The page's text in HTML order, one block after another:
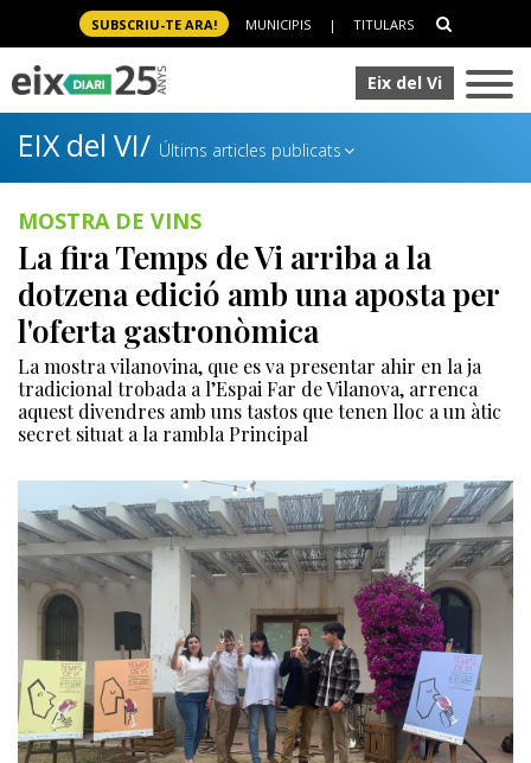
SUBSCRIU-TE ARA! MUNICIPIS | TITULARS
Eix del Vi
EIX del VI/ Últims articles publicats
MOSTRA DE VINS
La fira Temps de Vi arriba a la
dotzena edició amb una aposta per
l'oferta gastronòmica
La mostra vilanovina, que es va presentar ahir en la ja
tradicional trobada a l’Espai Far de Vilanova, arrenca
aquest divendres amb uns tastos que tenen lloc a un àtic
secret situat a la rambla Principal